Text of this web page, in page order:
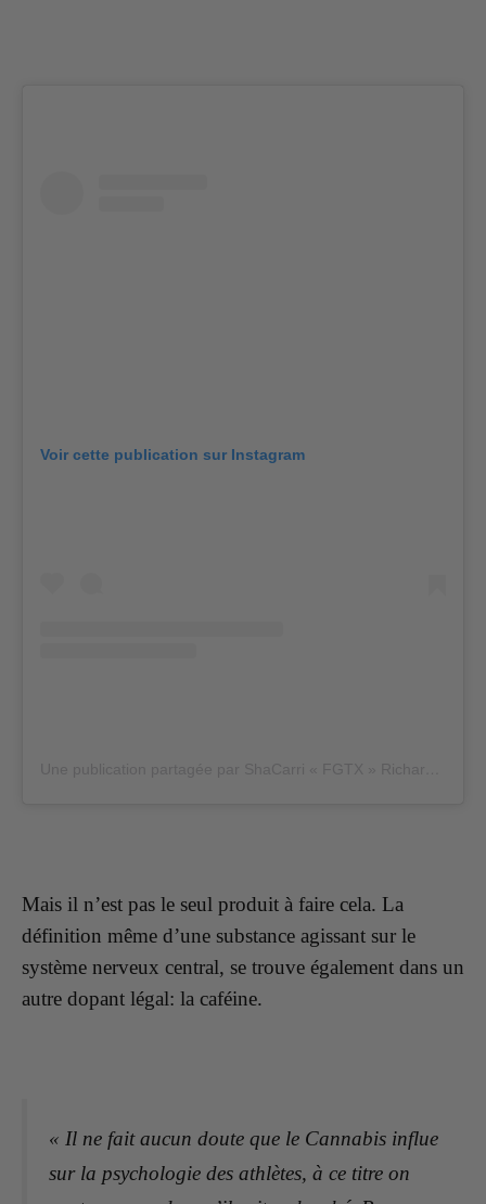
Voir cette publication sur Instagram
Mais il n’est pas le seul produit à faire cela. La
définition même d’une substance agissant sur le
système nerveux central, se trouve également dans un
autre dopant légal: la caféine.
« Il ne fait aucun doute que le Cannabis influe
sur la psychologie des athlètes, à ce titre on